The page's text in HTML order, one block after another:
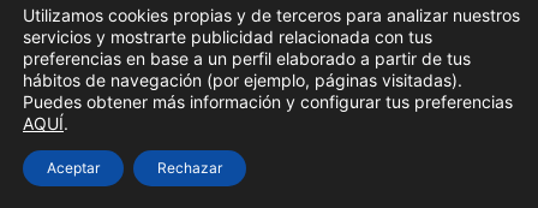
micrófono, ajustable, pie,
profesional, para micrófono de
condensador HyperX
QuadCast/Quadcast S
Comprar
(2133)
Utilizamos cookies propias y de terceros para analizar nuestros
servicios y mostrarte publicidad relacionada con tus
preferencias en base a un perfil elaborado a partir de tus
hábitos de navegación (por ejemplo, páginas visitadas).
Puedes obtener más información y configurar tus preferencias
AQUÍ.
Aceptar Rechazar